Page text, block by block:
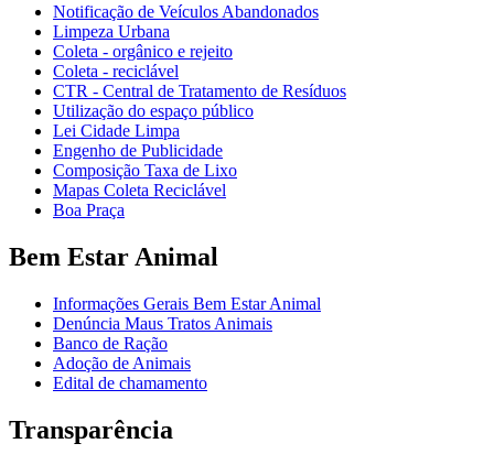
Notificação de Veículos Abandonados
Limpeza Urbana
Coleta - orgânico e rejeito
Coleta - reciclável
CTR - Central de Tratamento de Resíduos
Utilização do espaço público
Lei Cidade Limpa
Engenho de Publicidade
Composição Taxa de Lixo
Mapas Coleta Reciclável
Boa Praça
Bem Estar Animal
Informações Gerais Bem Estar Animal
Denúncia Maus Tratos Animais
Banco de Ração
Adoção de Animais
Edital de chamamento
Transparência